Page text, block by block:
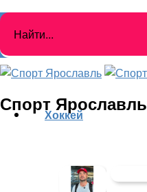
Спорт Ярославль
Хоккей